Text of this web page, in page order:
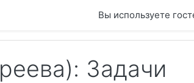
Вы используете
Задачи